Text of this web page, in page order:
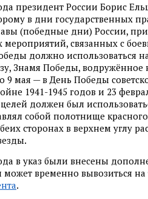
президент России Борис
в дни государственных
(победные дни) России,
мероприятий, связанных с
должно использоваться
Знамя Победы, водружённое
9 мая — в День Победы
1941-1945 годов и 23
должен был
собой полотнище
сторонах в верхнем углу
в указ были внесены
временно вывозиться на
.